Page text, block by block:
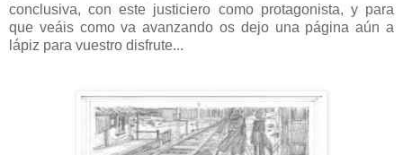
conclusiva, con este justiciero como protagonista, y para
que veáis como va avanzando os dejo una página aún a
lápiz para vuestro disfrute...